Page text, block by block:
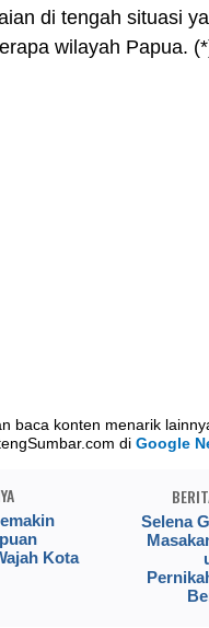
di tengah situasi
wilayah Papua.
baca konten menarik
diGoogle
Kota
Selena